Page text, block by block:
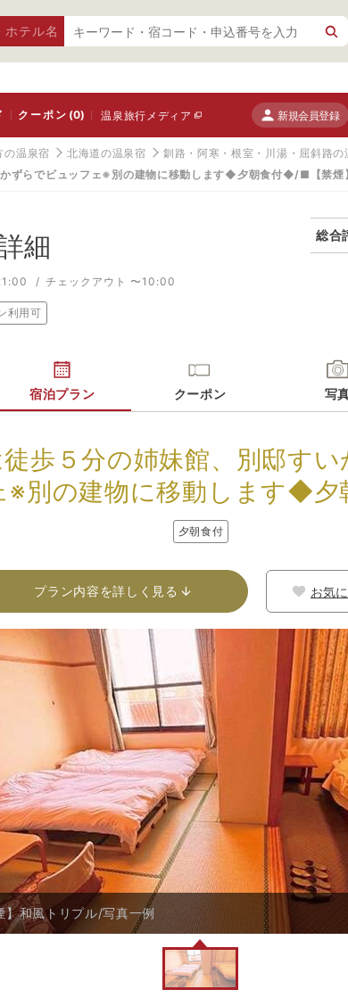
ホテル名
クーポン(0) 温泉旅行メディア 新規会員登録
の温泉宿 北海道の温泉宿 釧路・阿寒・根室・川湯・屈斜路の
ずらでビュッフェ※別の建物に移動します◆夕朝食付◆/■【禁煙
細
チェックアウト 〜10:00
利用可
総合
宿泊プラン クーポン 写
歩５分の姉妹館、別邸すい
※別の建物に移動します◆
夕朝食付
プラン内容を詳しく見る お気
和風トリプル/写真一例